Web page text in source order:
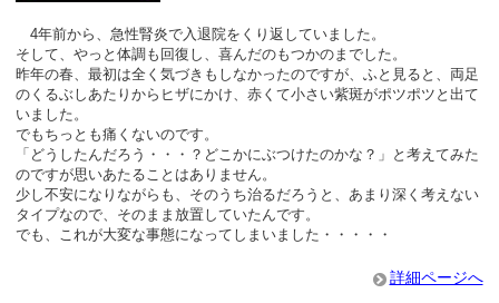
4年前から、急性腎炎で入退院をくり返していました。
そして、やっと体調も回復し、喜んだのもつかのまでした。
昨年の春、最初は全く気づきもしなかったのですが、ふと見ると、両足
のくるぶしあたりからヒザにかけ、赤くて小さい紫斑がポツポツと出て
いました。
でもちっとも痛くないのです。
「どうしたんだろう・・・？どこかにぶつけたのかな？」と考えてみた
のですが思いあたることはありません。
少し不安になりながらも、そのうち治るだろうと、あまり深く考えない
タイプなので、そのまま放置していたんです。
でも、これが大変な事態になってしまいました・・・・・
詳細ページへ